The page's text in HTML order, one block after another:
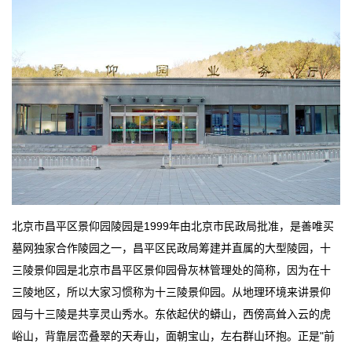
北京市昌平区景仰园陵园是1999年由北京市民政局批准，是善唯买
墓网独家合作陵园之一，昌平区民政局筹建并直属的大型陵园，十
三陵景仰园是北京市昌平区景仰园骨灰林管理处的简称，因为在十
三陵地区，所以大家习惯称为十三陵景仰园。从地理环境来讲景仰
园与十三陵是共享灵山秀水。东依起伏的蟒山，西傍高耸入云的虎
峪山，背靠层峦叠翠的天寿山，面朝宝山，左右群山环抱。正是"前